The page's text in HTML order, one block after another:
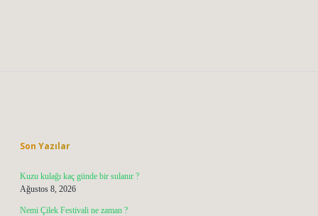
Son Yazılar
Kuzu kulağı kaç günde bir sulanır ?
Ağustos 8, 2026
Nemi Çilek Festivali ne zaman ?